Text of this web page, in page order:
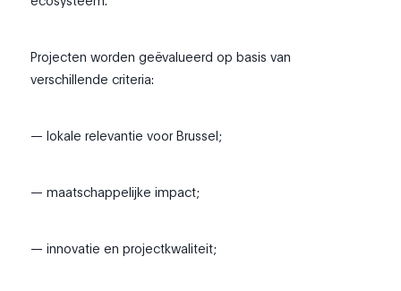
Projecten worden geëvalueerd op basis van
verschillende criteria:
— lokale relevantie voor Brussel;
— maatschappelijke impact;
— innovatie en projectkwaliteit;